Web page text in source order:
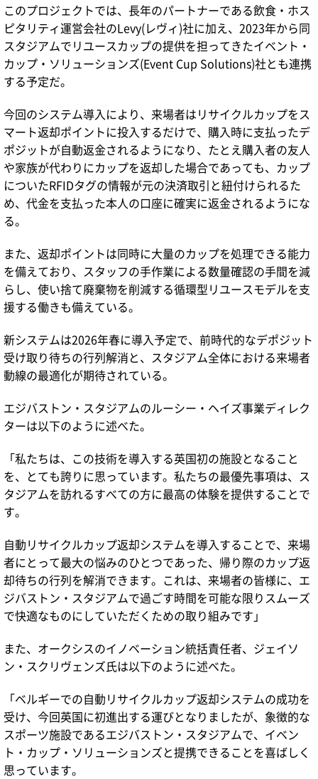
このプロジェクトでは、長年のパートナーである飲食・ホス
ピタリティ運営会社のLevy(レヴィ)社に加え、2023年から同
スタジアムでリユースカップの提供を担ってきたイベント・
カップ・ソリューションズ(Event Cup Solutions)社とも連携
する予定だ。
今回のシステム導入により、来場者はリサイクルカップをス
マート返却ポイントに投入するだけで、購入時に支払ったデ
ポジットが自動返金されるようになり、たとえ購入者の友人
や家族が代わりにカップを返却した場合であっても、カップ
についたRFIDタグの情報が元の決済取引と紐付けられるた
め、代金を支払った本人の口座に確実に返金されるようにな
る。
また、返却ポイントは同時に大量のカップを処理できる能力
を備えており、スタッフの手作業による数量確認の手間を減
らし、使い捨て廃棄物を削減する循環型リユースモデルを支
援する働きも備えている。
新システムは2026年春に導入予定で、前時代的なデポジット
受け取り待ちの行列解消と、スタジアム全体における来場者
動線の最適化が期待されている。
エジバストン・スタジアムのルーシー・ヘイズ事業ディレク
ターは以下のように述べた。
「私たちは、この技術を導入する英国初の施設となること
を、とても誇りに思っています。私たちの最優先事項は、ス
タジアムを訪れるすべての方に最高の体験を提供することで
す。
自動リサイクルカップ返却システムを導入することで、来場
者にとって最大の悩みのひとつであった、帰り際のカップ返
却待ちの行列を解消できます。これは、来場者の皆様に、エ
ジバストン・スタジアムで過ごす時間を可能な限りスムーズ
で快適なものにしていただくための取り組みです」
また、オークシスのイノベーション統括責任者、ジェイソ
ン・スクリヴェンズ氏は以下のように述べた。
「ベルギーでの自動リサイクルカップ返却システムの成功を
受け、今回英国に初進出する運びとなりましたが、象徴的な
スポーツ施設であるエジバストン・スタジアムで、イベン
ト・カップ・ソリューションズと提携できることを喜ばしく
思っています。